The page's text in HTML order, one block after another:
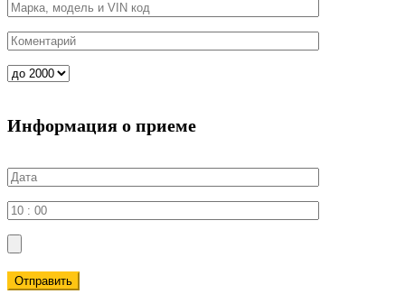
Информация о приеме
Отправить